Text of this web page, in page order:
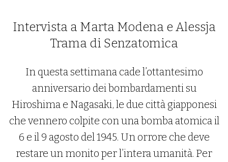
Intervista a Marta Modena e Alessja
Trama di Senzatomica
In questa settimana cade l’ottantesimo
anniversario dei bombardamenti su
Hiroshima e Nagasaki, le due città giapponesi
che vennero colpite con una bomba atomica il
6 e il 9 agosto del 1945. Un orrore che deve
restare un monito per l’intera umanità. Per